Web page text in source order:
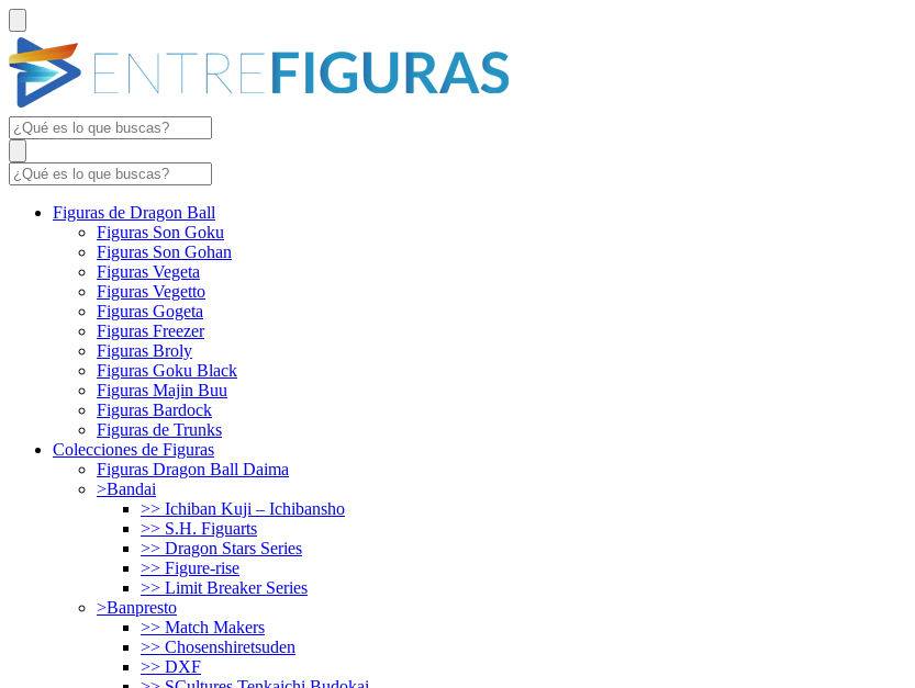
Figuras de Dragon Ball
Figuras Son Goku
Figuras Son Gohan
Figuras Vegeta
Figuras Vegetto
Figuras Gogeta
Figuras Freezer
Figuras Broly
Figuras Goku Black
Figuras Majin Buu
Figuras Bardock
Figuras de Trunks
Colecciones de Figuras
Figuras Dragon Ball Daima
>Bandai
>> Ichiban Kuji – Ichibansho
>> S.H. Figuarts
>> Dragon Stars Series
>> Figure-rise
>> Limit Breaker Series
>Banpresto
>> Match Makers
>> Chosenshiretsuden
>> DXF